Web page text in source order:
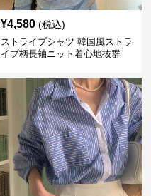
¥4,580 (税込)
ストライプシャツ 韓国風ストラ
イプ柄長袖ニット着心地抜群